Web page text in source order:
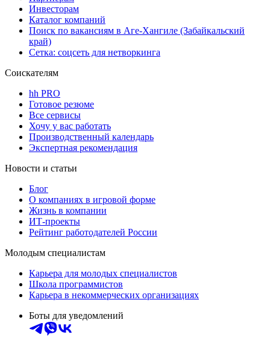
Инвесторам
Каталог компаний
Поиск по вакансиям в Аге-Хангиле (Забайкальский
край)
Сетка: соцсеть для нетворкинга
Соискателям
hh PRO
Готовое резюме
Все сервисы
Хочу у вас работать
Производственный календарь
Экспертная рекомендация
Новости и статьи
Блог
О компаниях в игровой форме
Жизнь в компании
ИТ-проекты
Рейтинг работодателей России
Молодым специалистам
Карьера для молодых специалистов
Школа программистов
Карьера в некоммерческих организациях
Боты для уведомлений